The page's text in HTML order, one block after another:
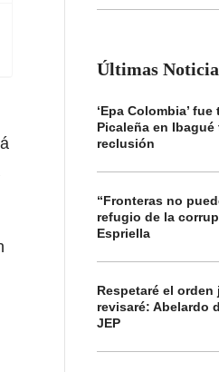
Últimas
‘Epa Colombia’
Picaleña en
reclusión
“Fronteras no
refugio de la
Espriella
Respetaré el
revisaré: Abelardo
JEP